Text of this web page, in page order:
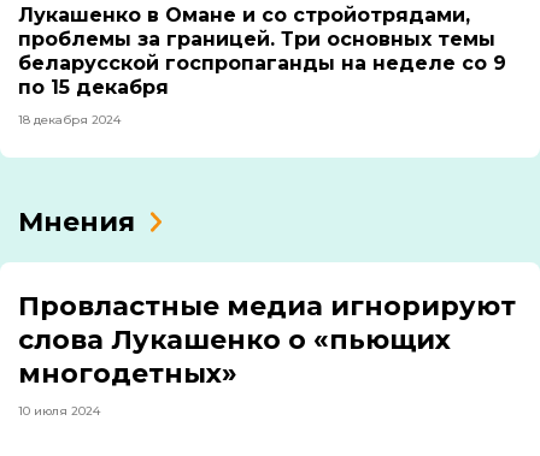
Лукашенко в Омане и со стройотрядами,
проблемы за границей. Три основных темы
беларусской госпропаганды на неделе со 9
по 15 декабря
18 декабря 2024
Мнения
Провластные медиа игнорируют
слова Лукашенко о «пьющих
многодетных»
10 июля 2024